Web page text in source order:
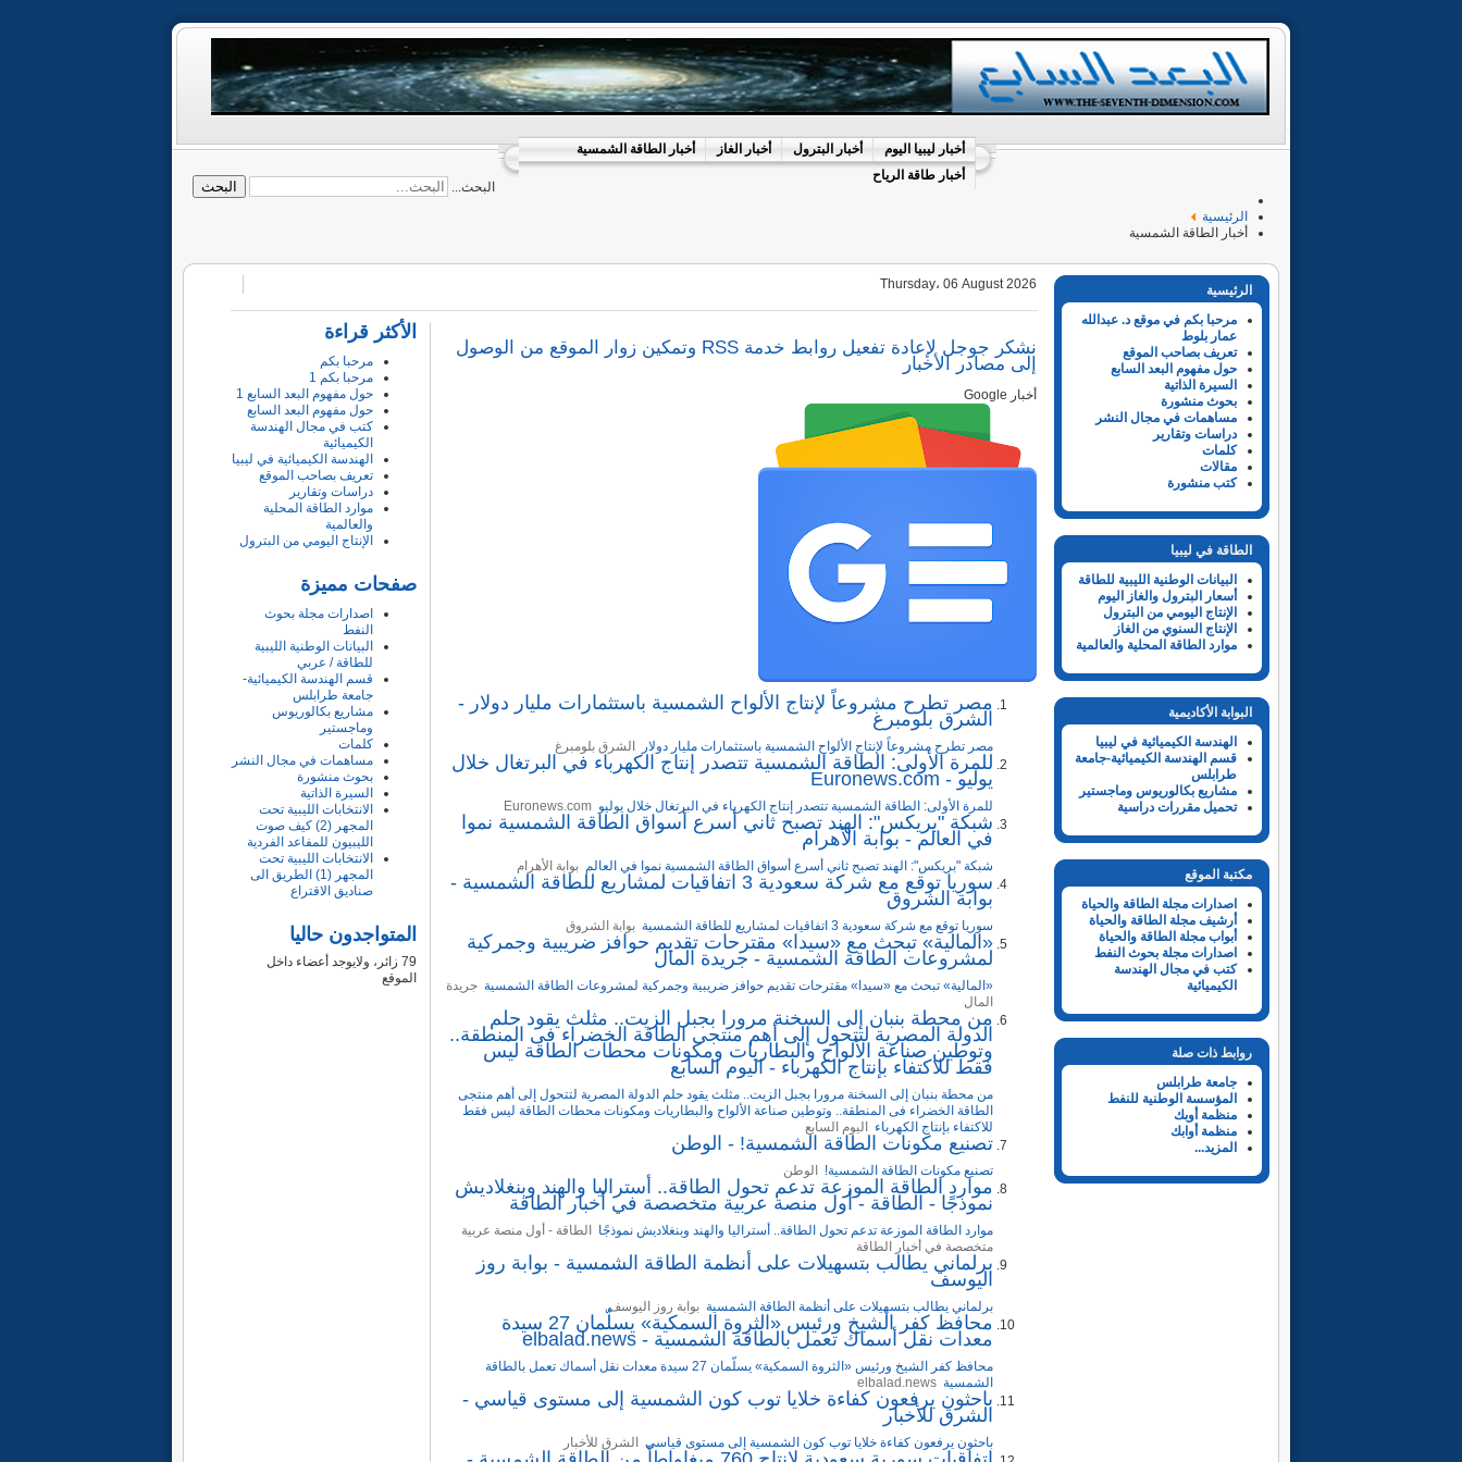
أخبار ليبيا اليوم أخبار البترول أخبار الغاز
أخبار الطاقة الشمسية
أخبار طاقة الرياح
البحث... البحث
الرئيسية
أخبار الطاقة الشمسية
الرئيسية
مرحبا بكم في موقع د. عبدالله
عمار بلوط
تعريف بصاحب الموقع
حول مفهوم البعد السابع
السيرة الذاتية
بحوث منشورة
مساهمات في مجال النشر
دراسات وتقارير
كلمات
مقالات
كتب منشورة
الطاقة في ليبيا
البيانات الوطنية الليبية للطاقة
أسعار البترول والغاز اليوم
الإنتاج اليومي من البترول
الإنتاج السنوي من الغاز
موارد الطاقة المحلية والعالمية
البوابة الأكاديمية
الهندسة الكيميائية في ليبيا
قسم الهندسة الكيميائية-جامعة
طرابلس
مشاريع بكالوريوس وماجستير
تحميل مقررات دراسية
مكتبة الموقع
اصدارات مجلة الطاقة والحياة
أرشيف مجلة الطاقة والحياة
أبواب مجلة الطاقة والحياة
اصدارات مجلة بحوث النفط
كتب في مجال الهندسة
الكيميائية
روابط ذات صلة
جامعة طرابلس
المؤسسة الوطنية للنفط
منظمة أوبك
منظمة أوابك
المزيد...
Thursday، 06 August 2026
نشكر جوجل لإعادة تفعيل روابط خدمة RSS وتمكين زوار الموقع من الوصول
إلى مصادر الأخبار
أخبار Google
مصر تطرح مشروعاً لإنتاج الألواح الشمسية باستثمارات مليار دولار -
الشرق بلومبرغ
مصر تطرح مشروعاً لإنتاج الألواح الشمسية باستثمارات مليار دولار الشرق بلومبرغ
للمرة الأولى: الطاقة الشمسية تتصدر إنتاج الكهرباء في البرتغال خلال
يوليو - Euronews.com
للمرة الأولى: الطاقة الشمسية تتصدر إنتاج الكهرباء في البرتغال خلال يوليو Euronews.com
شبكة "بريكس": الهند تصبح ثاني أسرع أسواق الطاقة الشمسية نموا
في العالم - بوابة الأهرام
شبكة "بريكس": الهند تصبح ثاني أسرع أسواق الطاقة الشمسية نموا في العالم بوابة الأهرام
سوريا توقع مع شركة سعودية 3 اتفاقيات لمشاريع للطاقة الشمسية -
بوابة الشروق
سوريا توقع مع شركة سعودية 3 اتفاقيات لمشاريع للطاقة الشمسية بوابة الشروق
«المالية» تبحث مع «سيدا» مقترحات تقديم حوافز ضريبية وجمركية
لمشروعات الطاقة الشمسية - جريدة المال
«المالية» تبحث مع «سيدا» مقترحات تقديم حوافز ضريبية وجمركية لمشروعات الطاقة الشمسية جريدة
المال
من محطة بنبان إلى السخنة مرورا بجبل الزيت.. مثلث يقود حلم
الدولة المصرية لتتحول إلى أهم منتجى الطاقة الخضراء فى المنطقة..
وتوطين صناعة الألواح والبطاريات ومكونات محطات الطاقة ليس
فقط للاكتفاء بإنتاج الكهرباء - اليوم السابع
من محطة بنبان إلى السخنة مرورا بجبل الزيت.. مثلث يقود حلم الدولة المصرية لتتحول إلى أهم منتجى
الطاقة الخضراء فى المنطقة.. وتوطين صناعة الألواح والبطاريات ومكونات محطات الطاقة ليس فقط
للاكتفاء بإنتاج الكهرباء اليوم السابع
تصنيع مكونات الطاقة الشمسية! - الوطن
تصنيع مكونات الطاقة الشمسية! الوطن
موارد الطاقة الموزعة تدعم تحول الطاقة.. أستراليا والهند وبنغلاديش
نموذجًا - الطاقة - أول منصة عربية متخصصة في أخبار الطاقة
موارد الطاقة الموزعة تدعم تحول الطاقة.. أستراليا والهند وبنغلاديش نموذجًا الطاقة - أول منصة عربية
متخصصة في أخبار الطاقة
برلماني يطالب بتسهيلات على أنظمة الطاقة الشمسية - بوابة روز
اليوسف
برلماني يطالب بتسهيلات على أنظمة الطاقة الشمسية بوابة روز اليوسف
محافظ كفر الشيخ ورئيس «الثروة السمكية» يسلّمان 27 سيدة
معدات نقل أسماك تعمل بالطاقة الشمسية - elbalad.news
محافظ كفر الشيخ ورئيس «الثروة السمكية» يسلّمان 27 سيدة معدات نقل أسماك تعمل بالطاقة
الشمسية elbalad.news
باحثون يرفعون كفاءة خلايا توب كون الشمسية إلى مستوى قياسي -
الشرق للأخبار
باحثون يرفعون كفاءة خلايا توب كون الشمسية إلى مستوى قياسي الشرق للأخبار
الأكثر قراءة
مرحبا بكم
مرحبا بكم 1
حول مفهوم البعد السابع 1
حول مفهوم البعد السابع
كتب في مجال الهندسة
الكيميائية
الهندسة الكيميائية في ليبيا
تعريف بصاحب الموقع
دراسات وتقارير
موارد الطاقة المحلية
والعالمية
الإنتاج اليومي من البترول
صفحات مميزة
اصدارات مجلة بحوث
النفط
البيانات الوطنية الليبية
للطاقة / عربي
قسم الهندسة الكيميائية-
جامعة طرابلس
مشاريع بكالوريوس
وماجستير
كلمات
مساهمات في مجال النشر
بحوث منشورة
السيرة الذاتية
الانتخابات الليبية تحت
المجهر (2) كيف صوت
الليبيون للمفاعد الفردية
الانتخابات الليبية تحت
المجهر (1) الطريق الى
صناديق الاقتراع
المتواجدون حاليا
79 زائر، ولايوجد أعضاء داخل
الموقع